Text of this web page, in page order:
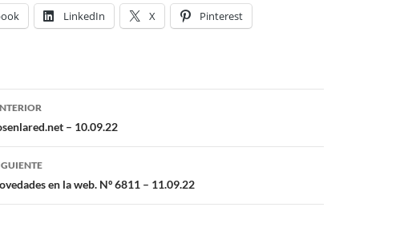
LinkedIn X Pinterest
– 10.09.22
en la web. Nº 6811 – 11.09.22